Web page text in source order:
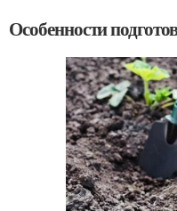
Особенности